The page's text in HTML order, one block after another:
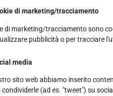
di marketing/tracciamento
di marketing/tracciamento sono
pubblicità o per tracciare
media
sito web abbiamo inserito
condividerle (ad es. "tweet") su